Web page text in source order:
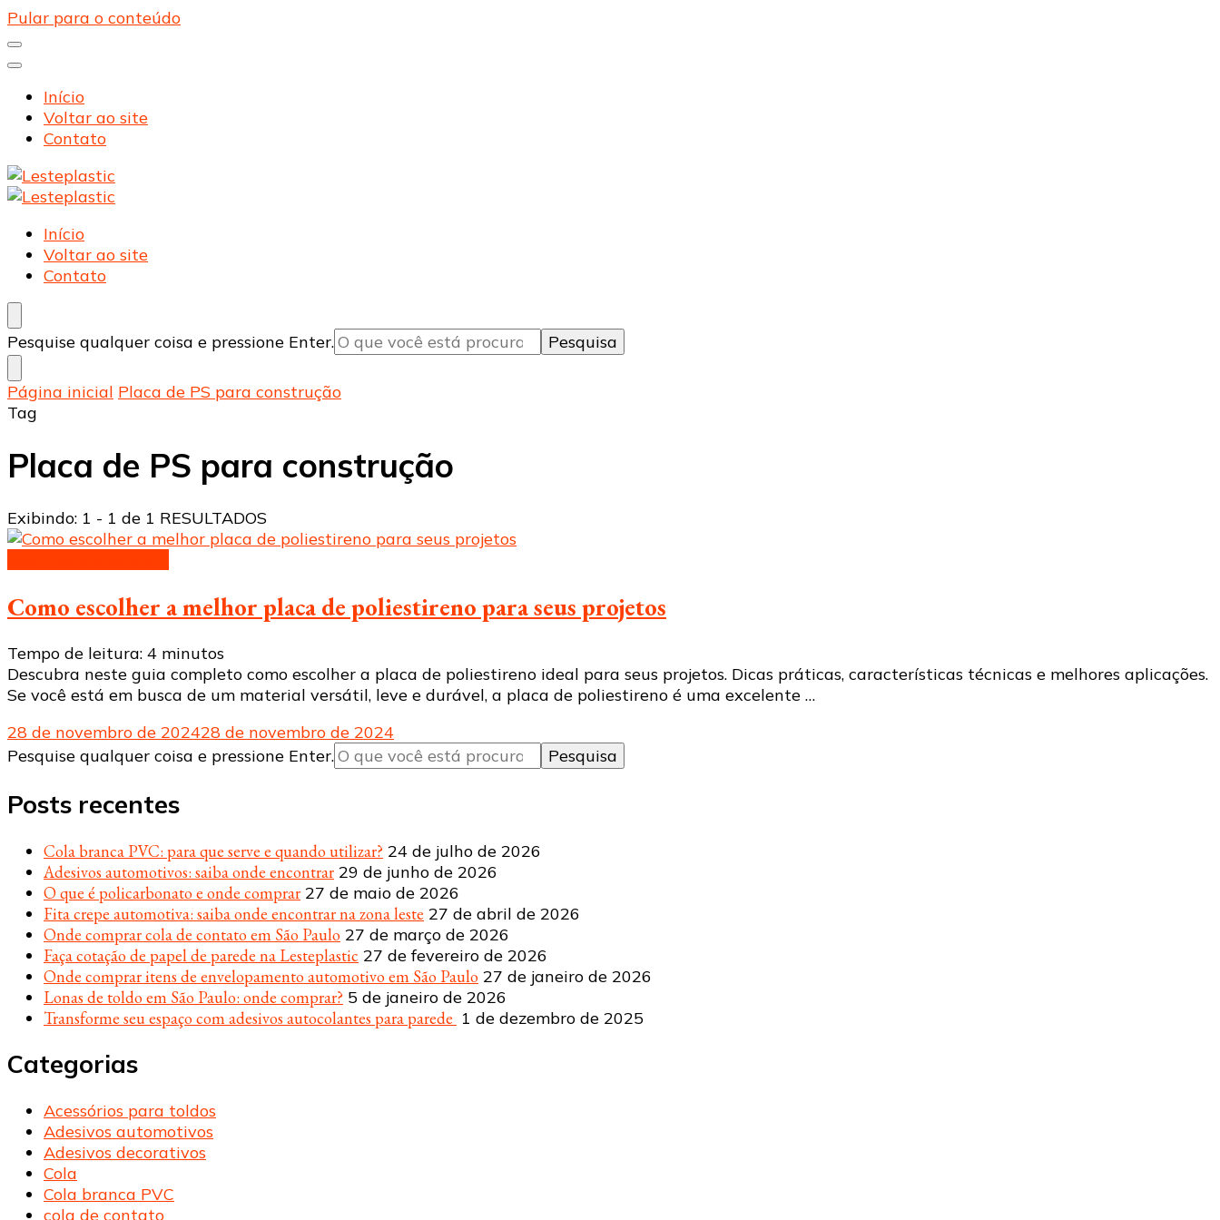
Pular para o conteúdo
Início
Voltar ao site
Contato
Lesteplastic
Blog – Lesteplastic
Lesteplastic
Blog – Lesteplastic
Início
Voltar ao site
Contato
Procurando
algo?
Pesquise qualquer coisa e pressione Enter.
Página inicial Placa de PS para construção
Tag
Placa de PS para construção
Exibindo: 1 - 1 de 1 RESULTADOS
Como escolher a melhor placa de poliestireno para seus projetos
Tempo de leitura: 4 minutos
Descubra neste guia completo como escolher a placa de poliestireno ideal para seus projetos. Dicas práticas, características técnicas e melhores aplicações.
Se você está em busca de um material versátil, leve e durável, a placa de poliestireno é uma excelente …
28 de novembro de 202428 de novembro de 2024
Procurando
Pesquise qualquer coisa e pressione Enter.
Posts recentes
Cola branca PVC: para que serve e quando utilizar? 24 de julho de 2026
Adesivos automotivos: saiba onde encontrar 29 de junho de 2026
O que é policarbonato e onde comprar 27 de maio de 2026
Fita crepe automotiva: saiba onde encontrar na zona leste 27 de abril de 2026
Onde comprar cola de contato em São Paulo 27 de março de 2026
Faça cotação de papel de parede na Lesteplastic 27 de fevereiro de 2026
Onde comprar itens de envelopamento automotivo em São Paulo 27 de janeiro de 2026
Lonas de toldo em São Paulo: onde comprar? 5 de janeiro de 2026
Transforme seu espaço com adesivos autocolantes para parede 1 de dezembro de 2025
Categorias
Acessórios para toldos
Adesivos automotivos
Adesivos decorativos
Cola
Cola branca PVC
cola de contato